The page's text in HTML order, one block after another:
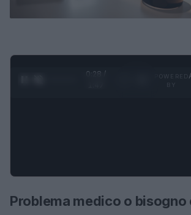
0:28 /
Problema medico o bisogno